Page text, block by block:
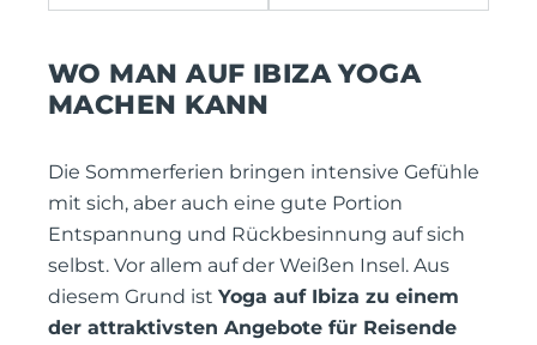
WO MAN AUF IBIZA YOGA
MACHEN KANN
Die Sommerferien bringen intensive Gefühle
mit sich, aber auch eine gute Portion
Entspannung und Rückbesinnung auf sich
selbst. Vor allem auf der Weißen Insel. Aus
diesem Grund ist Yoga auf Ibiza zu einem
der attraktivsten Angebote für Reisende